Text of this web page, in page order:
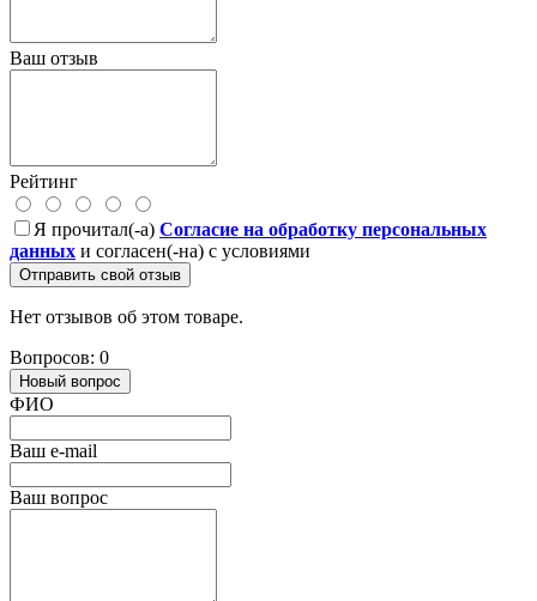
Ваш отзыв
Рейтинг
Я прочитал(-а) Согласие на обработку персональных
данных и согласен(-на) с условиями
Отправить свой отзыв
Нет отзывов об этом товаре.
Вопросов: 0
Новый вопрос
ФИО
Ваш e-mail
Ваш вопрос